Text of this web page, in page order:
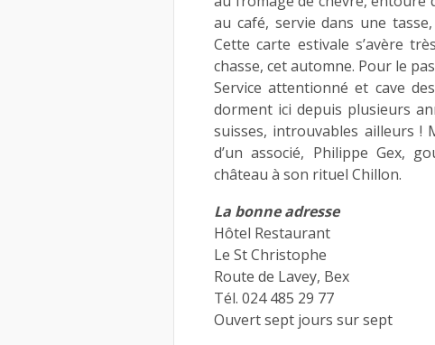
au café, servie dans une
Cette carte estivale s’avère
chasse, cet automne. Pour le
Service attentionné et cave
dorment ici depuis plusieurs
suisses, introuvables ailleurs !
d’un associé, Philippe Gex,
château à son rituel Chillon.
La bonne adresse
Hôtel Restaurant
Le St Christophe
Route de Lavey, Bex
Tél. 024 485 29 77
Ouvert sept jours sur sept